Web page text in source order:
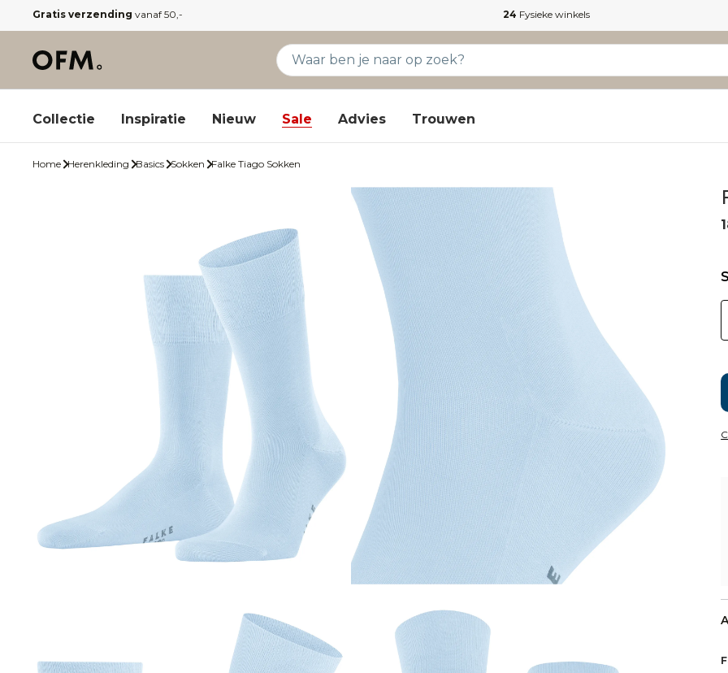
Gratis verzending vanaf 50,- 24 Fysieke winkels
Collectie Inspiratie Nieuw Sale Advies Trouwen
Home Herenkleding Basics Sokken Falke Tiago Sokken